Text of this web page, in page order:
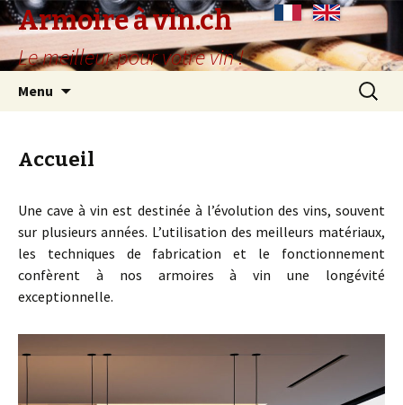
Armoire à vin.ch
Le meilleur pour votre vin !
Menu
principal
Accueil
Une cave à vin est destinée à l’évolution des vins, souvent
sur plusieurs années. L’utilisation des meilleurs matériaux,
les techniques de fabrication et le fonctionnement
confèrent à nos armoires à vin une longévité
exceptionnelle.